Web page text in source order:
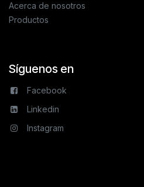
Acerca de nosotros
Productos
Síguenos en
Facebook
Linkedin
Instagram